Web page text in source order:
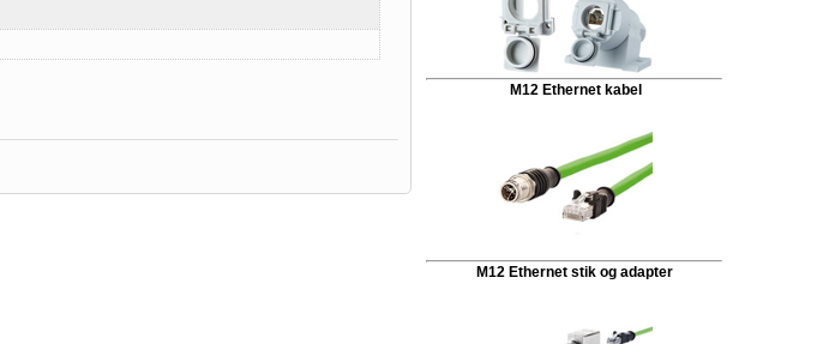
M12 Ethernet kabel
M12 Ethernet stik og adapter